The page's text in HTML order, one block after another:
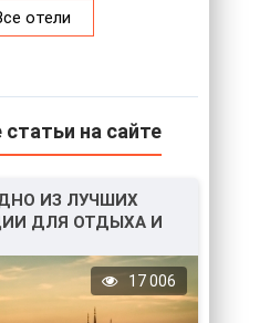
отели
на сайте
ИЗ ЛУЧШИХ
ДЛЯ ОТДЫХА И
17 006